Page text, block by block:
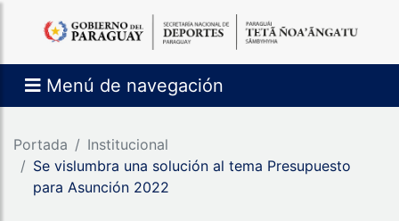
Menú de navegación
Portada
Institucional
Se vislumbra una solución al tema Presupuesto
para Asunción 2022